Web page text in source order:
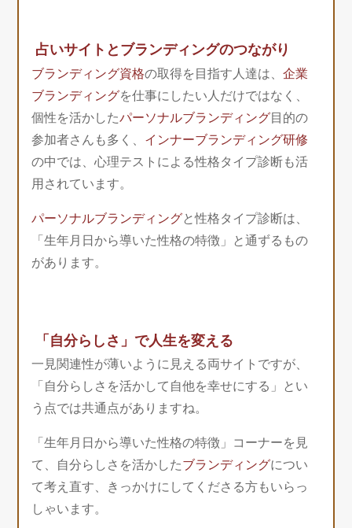
占いサイトとブランディングのつながり
ブランディング資格の取得を目指す人達は、企業
ブランディングを仕事にしたい人だけではなく、
個性を活かしたパーソナルブランディング目的の
参加者さんも多く、 インナーブランディング研修
の中では、心理テストによる性格タイプ診断も活
用されています。
パーソナルブランディングと性格タイプ診断は、
「生年月日から導いた性格の特徴」と通ずるもの
があります。
「自分らしさ」で人生を変える
一見関連性が薄いように見える両サイトですが、
「自分らしさを活かして自他を幸せにする」とい
う点では共通点がありますね。
「生年月日から導いた性格の特徴」コーナーを見
て、自分らしさを活かしたブランディングについ
て考え直す、きっかけにしてくださる方もいらっ
しゃいます。